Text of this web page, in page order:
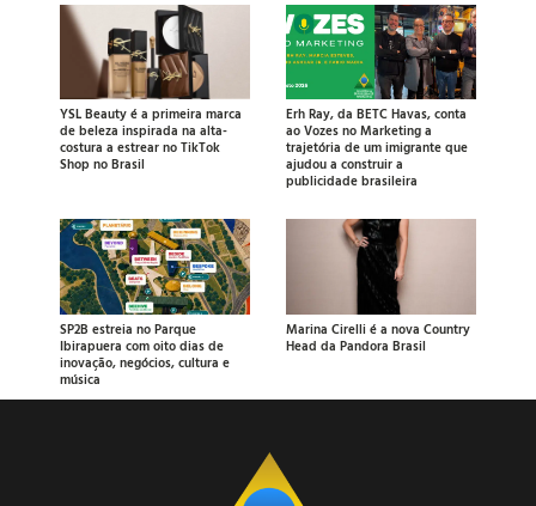
YSL Beauty é a primeira marca
de beleza inspirada na alta-
costura a estrear no TikTok
Shop no Brasil
Erh Ray, da BETC Havas, conta
ao Vozes no Marketing a
trajetória de um imigrante que
ajudou a construir a
publicidade brasileira
SP2B estreia no Parque
Ibirapuera com oito dias de
inovação, negócios, cultura e
música
Marina Cirelli é a nova Country
Head da Pandora Brasil